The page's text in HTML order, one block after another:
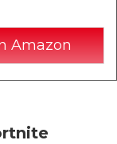
Amazon